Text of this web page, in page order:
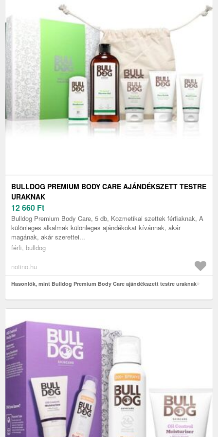
BULLDOG PREMIUM BODY CARE AJÁNDÉKSZETT TESTRE
URAKNAK
12 660 Ft
Bulldog Premium Body Care, 5 db, Kozmetikai szettek férfiaknak, A
különleges alkalmak különleges ajándékokat kívánnak, akár
magának, akár szerettei...
férfi, bulldog
notino.hu
Hasonlók, mint Bulldog Premium Body Care ajándékszett testre uraknak